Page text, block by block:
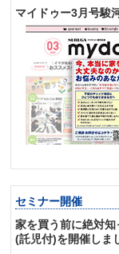
マイドゥー3月号駿
セミナー開催
家を買う前に絶対
(託児付)を開催しま